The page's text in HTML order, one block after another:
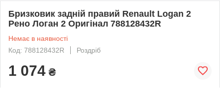
Бризковик задній правий Renault Logan 2
Рено Логан 2 Оригінал 788128432R
Немає в наявності
Код: 788128432R
Роздріб
1 074 ₴